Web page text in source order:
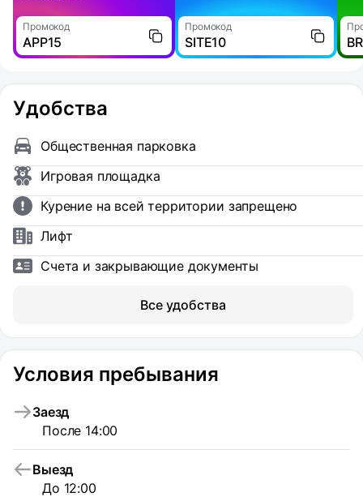
Промокод
APP15
Промокод
SITE10
Удобства
Общественная парковка
Игровая площадка
Курение на всей территории запрещено
Лифт
Счета и закрывающие документы
Все удобства
Условия пребывания
Заезд
После 14:00
Выезд
До 12:00